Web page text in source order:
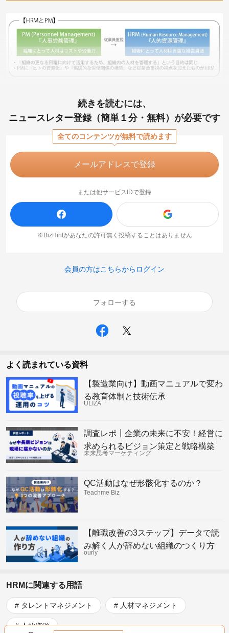
続きを読むには、
ニュースレター登録（簡単１分・無料）が必要です
全てのコンテンツが無料で読めます
メールアドレスで登録
または他サービスIDで登録
※BizHintがあなたの許可無く投稿することはありません
会員の方はこちらからログイン
フォローする
よく読まれている資料
【製造業向け】動画マニュアルで変わ
る教育体制と技術伝承
ULIZA
調査レポ┃企業の未来に不安！経営に
求められるビジョン策定と戦略構築
未来思考マーケティング
QC活動はなぜ形骸化するのか？
Teachme Biz
【離職改善の3ステップ】データで読
み解く人が辞めない組織のつくり方
ourly
HRMに関連する用語
タレントマネジメント 人材マネジメント
人的資源